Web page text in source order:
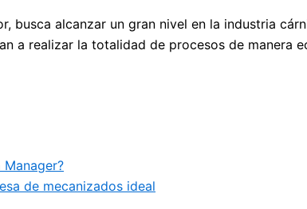
busca alcanzar un gran nivel en la industria
a realizar la totalidad de procesos de manera
Manager?
de mecanizados ideal